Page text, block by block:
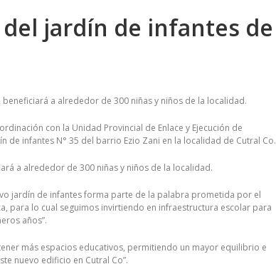
jardín de infantes de
a alrededor de 300 niñas y niños de la localidad.
con la Unidad Provincial de Enlace y Ejecución de
de infantes N° 35 del barrio Ezio Zani en la localidad de Cutral Co.
a alrededor de 300 niñas y niños de la localidad.
jardín de infantes forma parte de la palabra prometida por el
para lo cual seguimos invirtiendo en infraestructura escolar para
años”.
más espacios educativos, permitiendo un mayor equilibrio e
nuevo edificio en Cutral Co”.